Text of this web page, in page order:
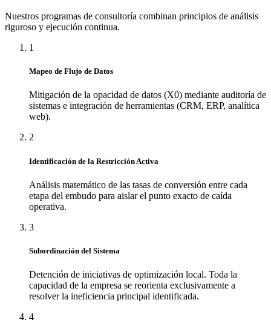
Nuestros programas de consultoría combinan principios de análisis
riguroso y ejecución continua.
1
Mapeo de Flujo de Datos
Mitigación de la opacidad de datos (X0) mediante auditoría de
sistemas e integración de herramientas (CRM, ERP, analítica
web).
2
Identificación de la Restricción Activa
Análisis matemático de las tasas de conversión entre cada
etapa del embudo para aislar el punto exacto de caída
operativa.
3
Subordinación del Sistema
Detención de iniciativas de optimización local. Toda la
capacidad de la empresa se reorienta exclusivamente a
resolver la ineficiencia principal identificada.
4